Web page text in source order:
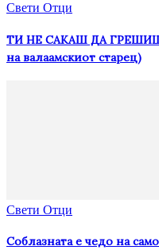
Свети Отци
ТИ НЕ САКАШ ДА
на валаамскиот старец)
Свети Отци
Соблазната е чедо на